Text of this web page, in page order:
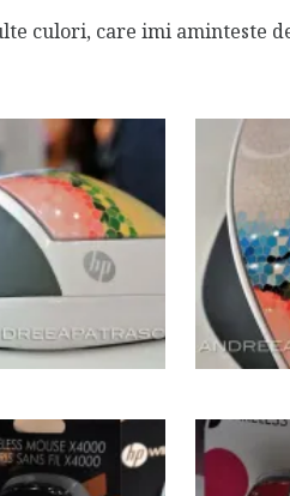
culori, care imi aminteste